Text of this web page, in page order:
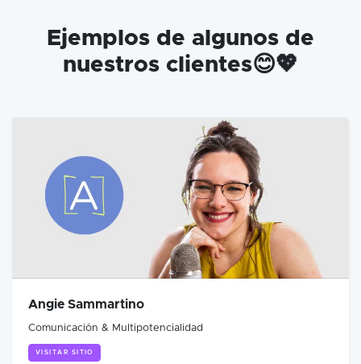
Ejemplos de algunos de
nuestros clientes😊💖
Angie Sammartino
Comunicación & Multipotencialidad
VISITAR SITIO